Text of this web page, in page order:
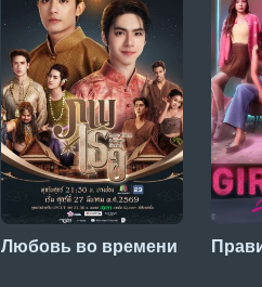
Любовь во времени